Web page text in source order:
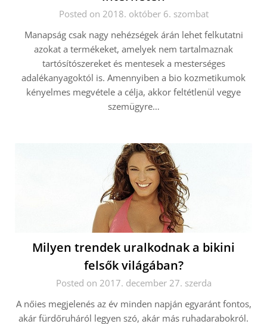
Posted on 2018. október 6. szombat
Manapság csak nagy nehézségek árán lehet felkutatni
azokat a termékeket, amelyek nem tartalmaznak
tartósítószereket és mentesek a mesterséges
adalékanyagoktól is. Amennyiben a bio kozmetikumok
kényelmes megvétele a célja, akkor feltétlenül vegye
szemügyre…
Milyen trendek uralkodnak a bikini
felsők világában?
Posted on 2017. december 27. szerda
A nőies megjelenés az év minden napján egyaránt fontos,
akár fürdőruháról legyen szó, akár más ruhadarabokról.